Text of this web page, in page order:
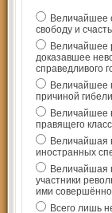
Величайшее
свободу и
Величайшее
доказавшее
справедливого
Величайшее
причиной
Величайшее
правящего
Величайшая
иностранных
Величайшая
участники
ими
Всего лишь